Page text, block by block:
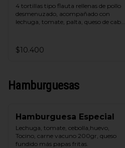
4 tortillas tipo flauta rellenas de pollo
desmenuzado, acompañado con
lechuga, tomate, palta, queso de cabra
$10.400
Hamburguesas
Hamburguesa Especial
Lechuga, tomate, cebolla,huevo,
Tocino, carne vacuno 200gr, queso
fundido más papas fritas.